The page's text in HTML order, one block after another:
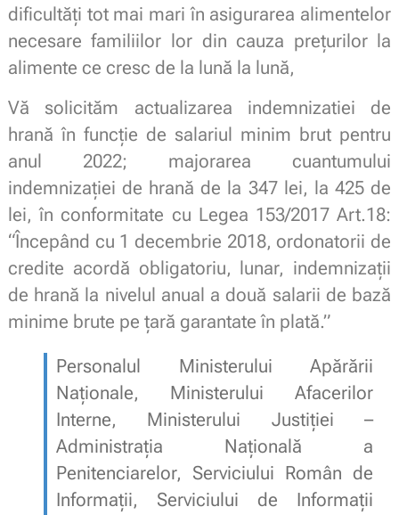
dificultăți tot mai mari în asigurarea alimentelor
necesare familiilor lor din cauza prețurilor la
alimente ce cresc de la lună la lună,
Vă solicităm actualizarea indemnizatiei de
hrană în funcție de salariul minim brut pentru
anul 2022; majorarea cuantumului
indemnizației de hrană de la 347 lei, la 425 de
lei, în conformitate cu Legea 153/2017 Art.18:
“Începând cu 1 decembrie 2018, ordonatorii de
credite acordă obligatoriu, lunar, indemnizaţii
de hrană la nivelul anual a două salarii de bază
minime brute pe ţară garantate în plată.”
Personalul Ministerului Apărării
Naţionale, Ministerului Afacerilor
Interne, Ministerului Justiţiei –
Administraţia Naţională a
Penitenciarelor, Serviciului Român de
Informaţii, Serviciului de Informaţii